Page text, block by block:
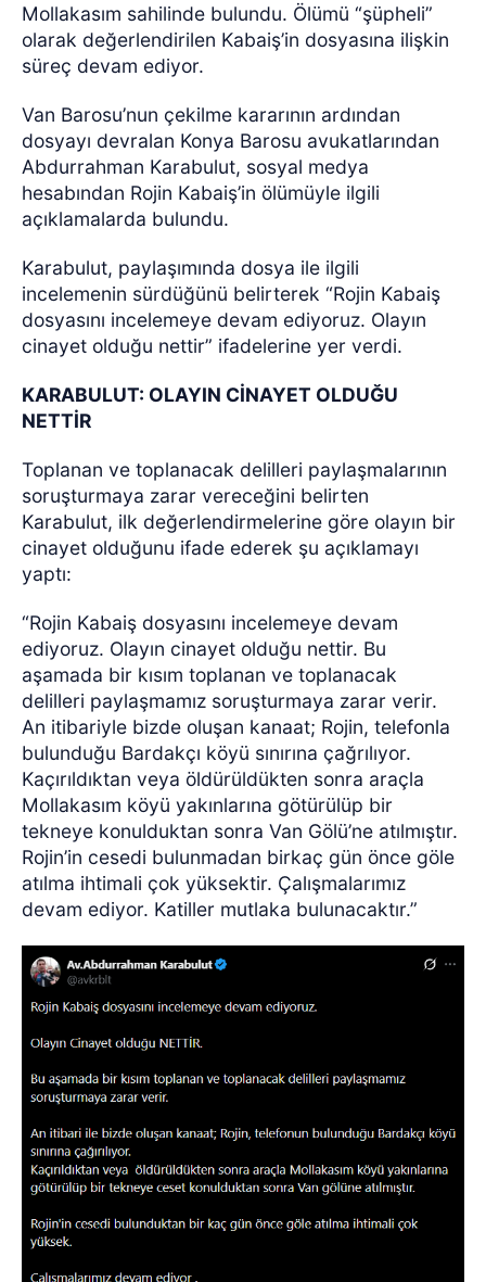
Mollakasım sahilinde bulundu. Ölümü “şüpheli”
olarak değerlendirilen Kabaiş’in dosyasına ilişkin
süreç devam ediyor.
Van Barosu’nun çekilme kararının ardından
dosyayı devralan Konya Barosu avukatlarından
Abdurrahman Karabulut, sosyal medya
hesabından Rojin Kabaiş’in ölümüyle ilgili
açıklamalarda bulundu.
Karabulut, paylaşımında dosya ile ilgili
incelemenin sürdüğünü belirterek “Rojin Kabaiş
dosyasını incelemeye devam ediyoruz. Olayın
cinayet olduğu nettir” ifadelerine yer verdi.
KARABULUT: OLAYIN CİNAYET OLDUĞU
NETTİR
Toplanan ve toplanacak delilleri paylaşmalarının
soruşturmaya zarar vereceğini belirten
Karabulut, ilk değerlendirmelerine göre olayın bir
cinayet olduğunu ifade ederek şu açıklamayı
yaptı:
“Rojin Kabaiş dosyasını incelemeye devam
ediyoruz. Olayın cinayet olduğu nettir. Bu
aşamada bir kısım toplanan ve toplanacak
delilleri paylaşmamız soruşturmaya zarar verir.
An itibariyle bizde oluşan kanaat; Rojin, telefonla
bulunduğu Bardakçı köyü sınırına çağrılıyor.
Kaçırıldıktan veya öldürüldükten sonra araçla
Mollakasım köyü yakınlarına götürülüp bir
tekneye konulduktan sonra Van Gölü’ne atılmıştır.
Rojin’in cesedi bulunmadan birkaç gün önce göle
atılma ihtimali çok yüksektir. Çalışmalarımız
devam ediyor. Katiller mutlaka bulunacaktır.”